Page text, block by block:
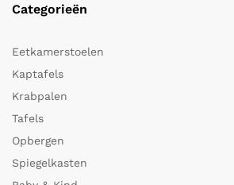
Categorieën
Eetkamerstoelen
Kaptafels
Krabpalen
Tafels
Opbergen
Spiegelkasten